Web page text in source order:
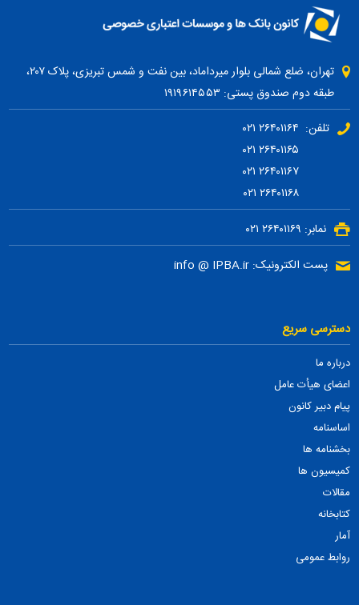
تهران، ضلع شمالی بلوار میرداماد، بین نفت و شمس تبریزی، پلاک ۲۰۷،
طبقه دوم صندوق پستی: ۱۹۱۹۶۱۴۵۵۳
تلفن: ۲۶۴۰۱۱۶۴ ۰۲۱
۲۶۴۰۱۱۶۷ ۰۲۱
۲۶۴۰۱۱۶۸ ۰۲۱
نمابر: ۲۶۴۰۱۱۶۹ ۰۲۱
پست الکترونیک: info @ IPBA.ir
دسترسی سریع
درباره ما
اعضای هیأت عامل
پیام دبیر کانون
اساسنامه
بخشنامه ها
کمیسیون ها
مقالات
کتابخانه
آمار
روابط عمومی